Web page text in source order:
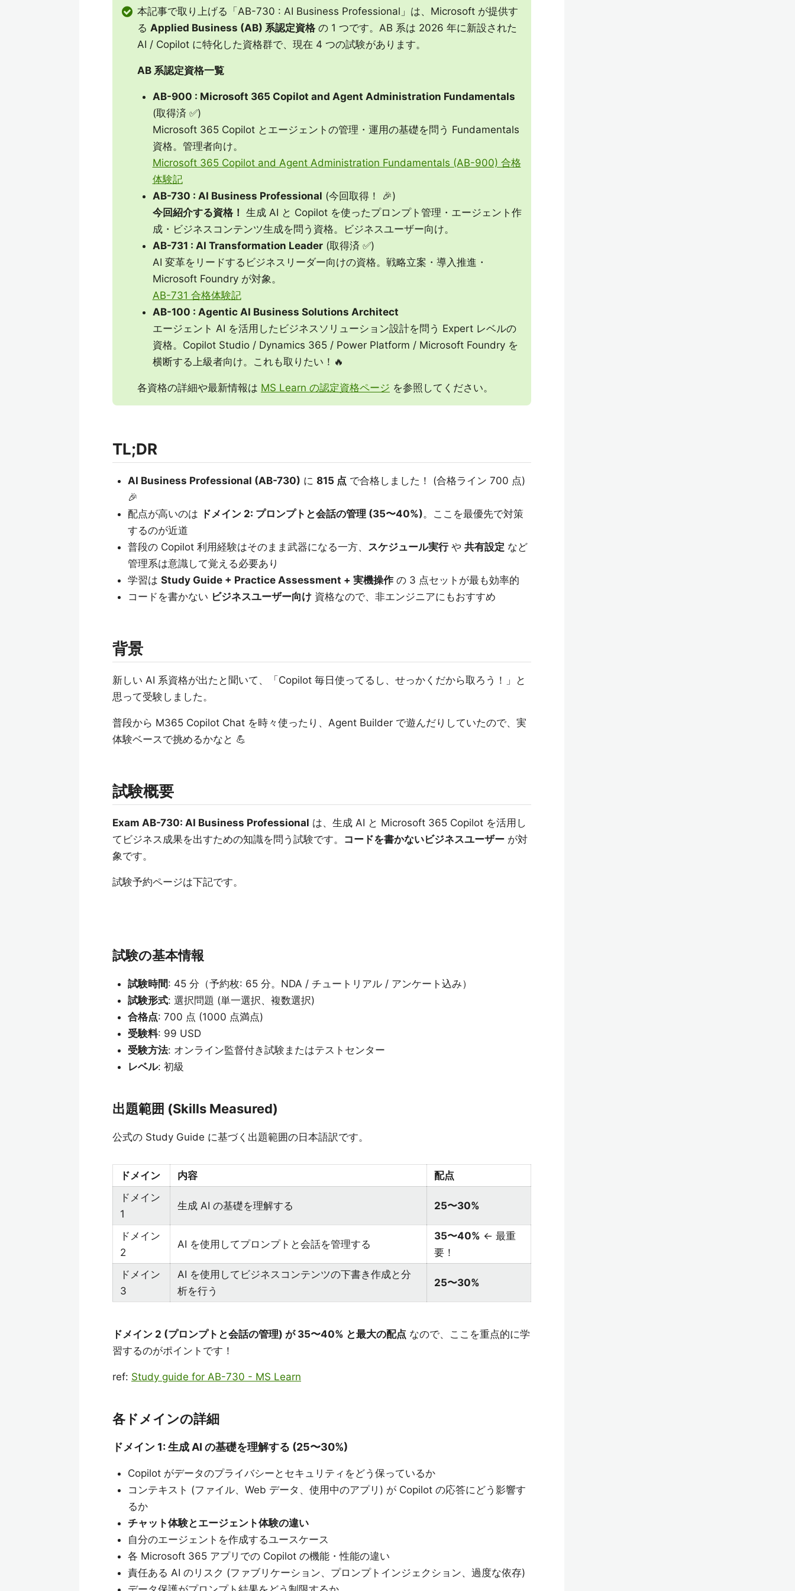
本記事で取り上げる「AB-730 : AI Business Professional」は、Microsoft が提供す
る Applied Business (AB) 系認定資格 の 1 つです。AB 系は 2026 年に新設された
AI / Copilot に特化した資格群で、現在 4 つの試験があります。
AB 系認定資格一覧
AB-900 : Microsoft 365 Copilot and Agent Administration Fundamentals
(取得済 ✅)
Microsoft 365 Copilot とエージェントの管理・運用の基礎を問う Fundamentals
資格。管理者向け。
Microsoft 365 Copilot and Agent Administration Fundamentals (AB-900) 合格
体験記
AB-730 : AI Business Professional (今回取得！ 🎉)
今回紹介する資格！ 生成 AI と Copilot を使ったプロンプト管理・エージェント作
成・ビジネスコンテンツ生成を問う資格。ビジネスユーザー向け。
AB-731 : AI Transformation Leader(取得済 ✅)
AI 変革をリードするビジネスリーダー向けの資格。戦略立案・導入推進・
Microsoft Foundry が対象。
AB-731 合格体験記
AB-100 : Agentic AI Business Solutions Architect
エージェント AI を活用したビジネスソリューション設計を問う Expert レベルの
資格。Copilot Studio / Dynamics 365 / Power Platform / Microsoft Foundry を
横断する上級者向け。これも取りたい！🔥
各資格の詳細や最新情報は MS Learn の認定資格ページ を参照してください。
TL;DR
AI Business Professional (AB-730) に 815 点 で合格しました！ (合格ライン 700 点)
🎉
配点が高いのは ドメイン 2: プロンプトと会話の管理 (35〜40%)。ここを最優先で対策
するのが近道
普段の Copilot 利用経験はそのまま武器になる一方、 スケジュール実行や 共有設定 など
管理系は意識して覚える必要あり
学習は Study Guide + Practice Assessment + 実機操作の 3 点セットが最も効率的
コードを書かない ビジネスユーザー向け資格なので、非エンジニアにもおすすめ
背景
新しい AI 系資格が出たと聞いて、「Copilot 毎日使ってるし、せっかくだから取ろう！」と
思って受験しました。
普段から M365 Copilot Chat を時々使ったり、Agent Builder で遊んだりしていたので、実
体験ベースで挑めるかなと 💪
試験概要
Exam AB-730: AI Business Professional は、生成 AI と Microsoft 365 Copilot を活用し
てビジネス成果を出すための知識を問う試験です。 コードを書かないビジネスユーザー が対
象です。
試験予約ページは下記です。
試験の基本情報
試験時間: 45 分（予約枚: 65 分。NDA / チュートリアル / アンケート込み）
試験形式: 選択問題 (単一選択、複数選択)
合格点: 700 点 (1000 点満点)
受験料: 99 USD
受験方法: オンライン監督付き試験またはテストセンター
レベル: 初級
出題範囲 (Skills Measured)
公式の Study Guide に基づく出題範囲の日本語訳です。
ドメイン 内容
配点
ドメイン
1
生成 AI の基礎を理解する 25〜30%
ドメイン
2
AI を使用してプロンプトと会話を管理する
35〜40% ← 最重
要！
ドメイン
3
AI を使用してビジネスコンテンツの下書き作成と分
析を行う
25〜30%
ドメイン 2 (プロンプトと会話の管理) が 35〜40% と最大の配点 なので、ここを重点的に学
習するのがポイントです！
ref: Study guide for AB-730 - MS Learn
各ドメインの詳細
ドメイン 1: 生成 AI の基礎を理解する (25〜30%)
Copilot がデータのプライバシーとセキュリティをどう保っているか
コンテキスト (ファイル、Web データ、使用中のアプリ) が Copilot の応答にどう影響す
るか
チャット体験とエージェント体験の違い
自分のエージェントを作成するユースケース
各 Microsoft 365 アプリでの Copilot の機能・性能の違い
責任ある AI のリスク (ファブリケーション、プロンプトインジェクション、過度な依存)